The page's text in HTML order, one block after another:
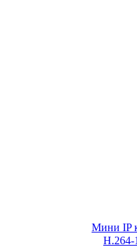
Мини IP
H.264-